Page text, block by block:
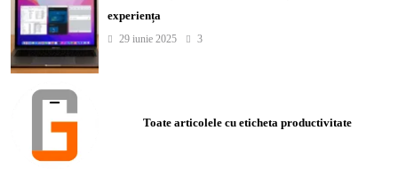
experiența
29 iunie 2025 3
Toate articolele cu eticheta productivitate